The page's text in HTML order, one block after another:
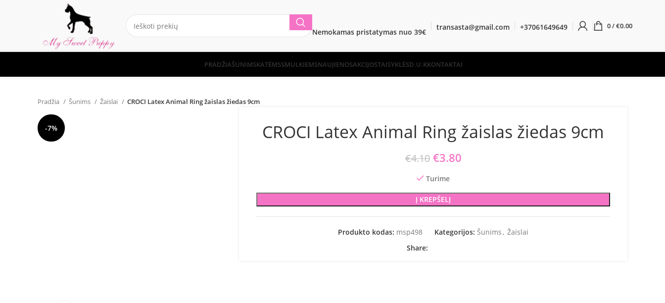
Nemokamas pristatymas nuo 39€
transasta@gmail.com +37061649649 0/€0.00
PRADŽIAŠUNIMSKATĖMSSMULKIEMSNAUJIENOSAKCIJOSTAISYKLĖSD.U.KKONTAKTAI
Pradžia Šunims Žaislai CROCI Latex Animal Ring žaislas žiedas 9cm
-7% CROCI Latex Animal Ring žaislas žiedas 9cm
€4.10 Original price was: €4.10.
€3.80
Turime
Į KREPŠELĮ
Produkto kodas: msp498 Kategorijos: Šunims , Žaislai
Share: